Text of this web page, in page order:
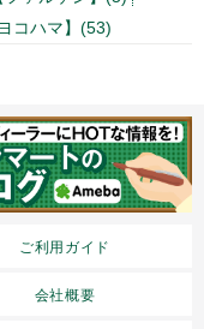
コハマ】(53)
ご利用ガイド
会社概要